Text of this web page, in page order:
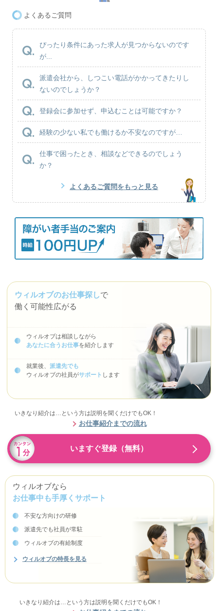
よくあるご質問
ぴったり条件にあった求人が見つからないのです
が...
派遣会社から、しつこい電話がかかってきたりし
ないのでしょうか？
登録会に参加せず、申込むことは可能ですか？
経験の少ない私でも働けるか不安なのですが…
仕事で困ったとき、相談などできるのでしょう
か？
よくあるご質問をもっと見る
ウィルオブのお仕事探しで
働く可能性広がる
ウィルオブは相談しながら
あなたに合うお仕事を紹介します
就業後、 派遣先でも
ウィルオブの社員がサポート します
いきなり紹介は…という方は説明を聞くだけでもOK！
お仕事紹介までの流れ
いますぐ登録（無料）
ウィルオブなら
お仕事中も手厚くサポート
不安な方向けの研修
派遣先でも社員が常駐
ウィルオブの有給制度
ウィルオブの特長を見る
いきなり紹介は…という方は説明を聞くだけでもOK！